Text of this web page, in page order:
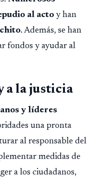
al acto y han
. Además, se han
fondos y ayudar al
a la justicia
y líderes
una pronta
al responsable del
medidas de
a los ciudadanos,